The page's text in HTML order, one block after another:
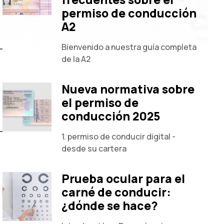
permiso de conducción
A2
Bienvenido a nuestra guía completa
de la A2
Nueva normativa sobre
el permiso de
conducción 2025
1. permiso de conducir digital -
desde su cartera
Prueba ocular para el
carné de conducir:
¿dónde se hace?